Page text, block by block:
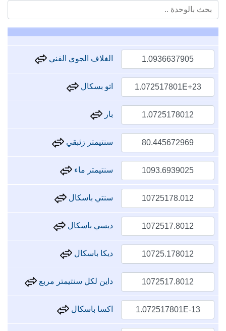
الغلاف الجوي الفني
اتو بسكال
بار
سنتيمتر زئبقي
سنتيمتر ماء
سنتي باسكال
ديسي باسكال
ديكا باسكال
داين لكل سنتيمتر مربع
اكسا باسكال